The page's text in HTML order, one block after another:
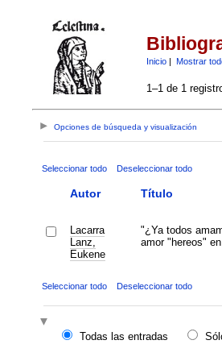
Inicio| Mostrar
1–1 de 1
Opciones de búsqueda y visualización
Seleccionar todo Deseleccionar todo
Autor Título
Lacarra
Lanz,
Eukene
"¿Ya todos
amor "hereos"
Seleccionar todo Deseleccionar todo
Todas las entradas